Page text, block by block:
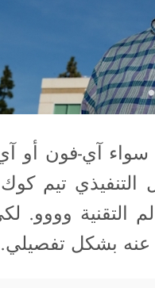
آي-فون أو
تيم كوك
التقنية وووو.
عنه بشكل تفصيلي.